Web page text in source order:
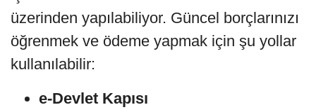
üzerinden yapılabiliyor. Güncel borçlarınızı
öğrenmek ve ödeme yapmak için şu yollar
kullanılabilir:
e-Devlet Kapısı